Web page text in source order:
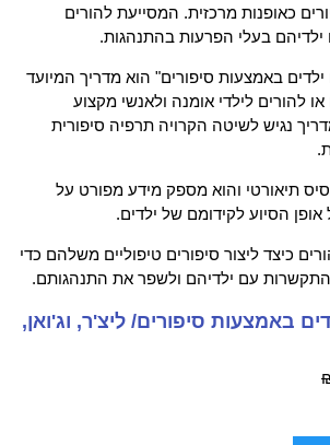
כאופנות מרכזית. המסייעת להורים
בעלי הפרעות בהתנהגות.
באמצעות סיפורים" הוא מדריך המיועד
להורים לילדי אומנה ולאנשי מקצוע
נגיש לשיטה הקרויה תרפיה סיפורית
תיאורטי והוא מספק מידע מפורט על
אופן הסיוע לקידומם של ילדים.
כיצד ליצור סיפורים טיפוליים משלהם כדי
עם ילדיהם ולשפר את התנהגותם.
באמצעות סיפורים/ ליצ'ר, וג'ואן,